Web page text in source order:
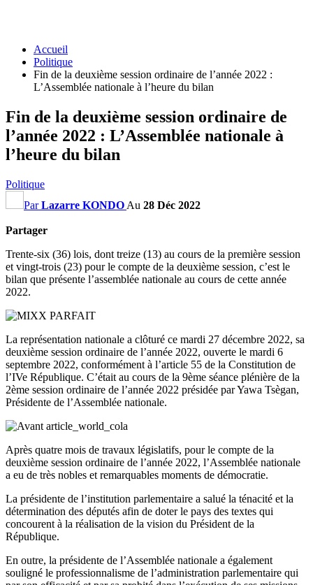
Accueil
Politique
Fin de la deuxième session ordinaire de l’année 2022 :
L’Assemblée nationale à l’heure du bilan
Fin de la deuxième session ordinaire de
l’année 2022 : L’Assemblée nationale à
l’heure du bilan
Politique
ParLazarre KONDO Au 28 Déc 2022
Partager
Trente-six (36) lois, dont treize (13) au cours de la première session
et vingt-trois (23) pour le compte de la deuxième session, c’est le
bilan que présente l’assemblée nationale au cours de cette année
2022.
La représentation nationale a clôturé ce mardi 27 décembre 2022, sa
deuxième session ordinaire de l’année 2022, ouverte le mardi 6
septembre 2022, conformément à l’article 55 de la Constitution de
l’IVe République. C’était au cours de la 9ème séance plénière de la
2ème session ordinaire de l’année 2022 présidée par Yawa Tsègan,
Présidente de l’Assemblée nationale.
Après quatre mois de travaux législatifs, pour le compte de la
deuxième session ordinaire de l’année 2022, l’Assemblée nationale
a eu de très nobles et remarquables moments de démocratie.
La présidente de l’institution parlementaire a salué la ténacité et la
détermination des députés afin de doter le pays des textes qui
concourent à la réalisation de la vision du Président de la
République.
En outre, la présidente de l’Assemblée nationale a également
souligné le professionnalisme de l’administration parlementaire qui